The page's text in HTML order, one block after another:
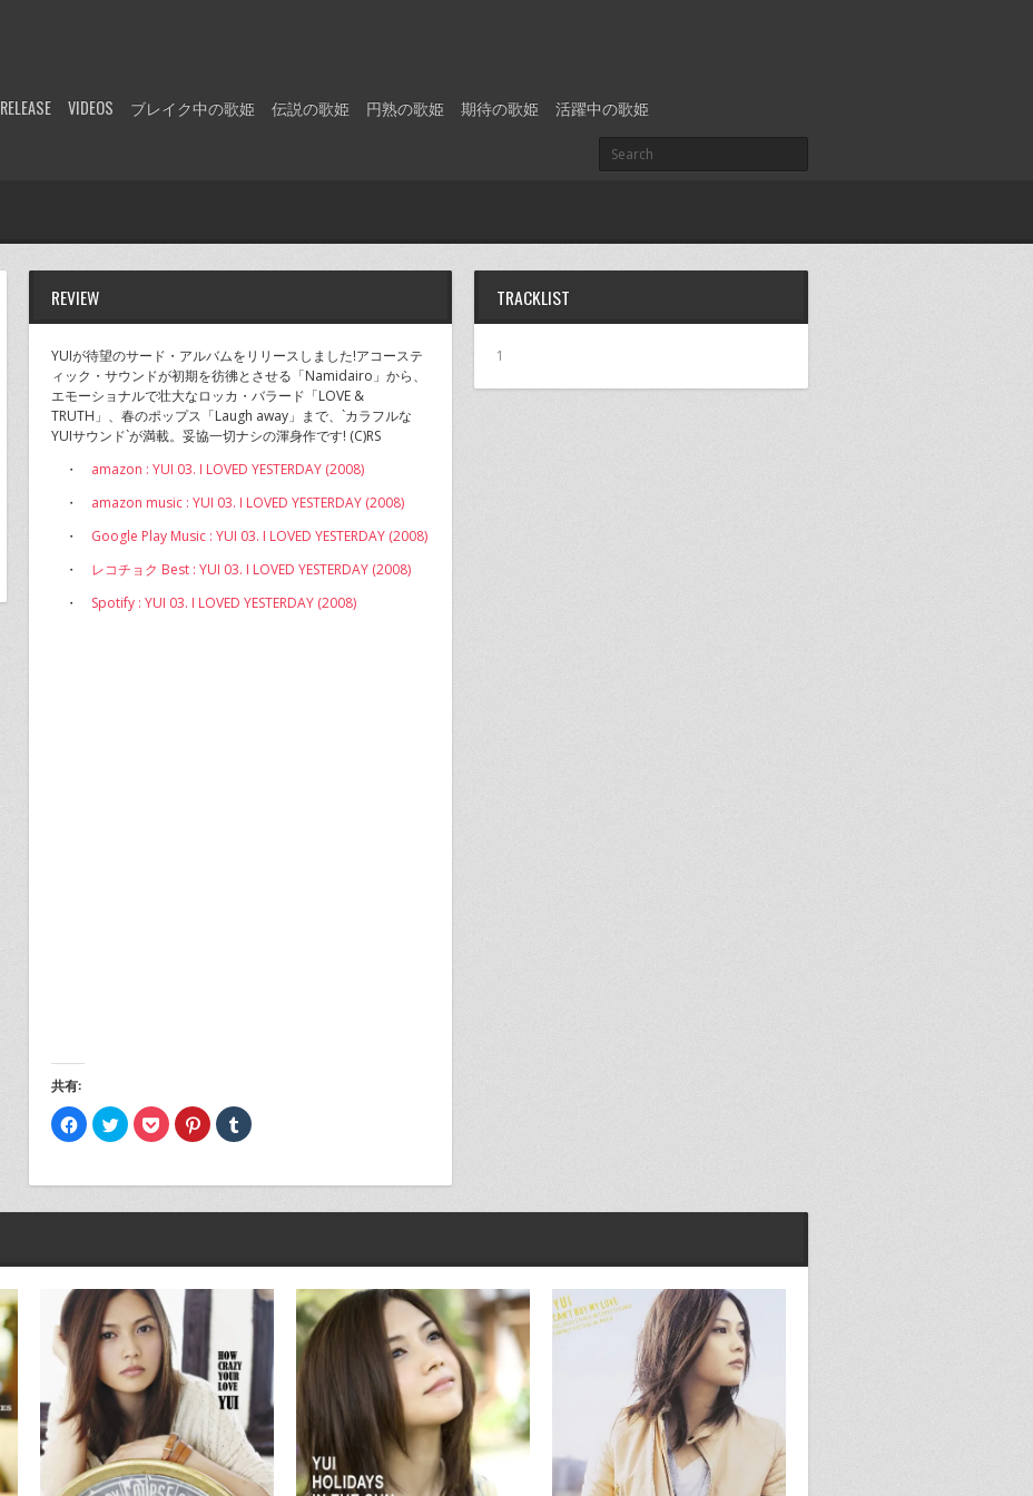
RELEASE VIDEOS ブレイク中の歌姫 伝説の歌姫 円熟の歌姫 期待の歌姫 活躍中の歌姫
REVIEW
YUIが待望のサード・アルバムをリリースしました!アコーステ
ィック・サウンドが初期を彷彿とさせる「Namidairo」から、
エモーショナルで壮大なロッカ・バラード「LOVE &
TRUTH」、春のポップス「Laugh away」まで、`カラフルな
YUIサウンド`が満載。妥協一切ナシの渾身作です! (C)RS
・ amazon : YUI 03. I LOVED YESTERDAY (2008)
・ amazon music : YUI 03. I LOVED YESTERDAY (2008)
・ Google Play Music : YUI 03. I LOVED YESTERDAY (2008)
・ レコチョク Best : YUI 03. I LOVED YESTERDAY (2008)
・ Spotify : YUI 03. I LOVED YESTERDAY (2008)
共有:
Facebook
で
る
は
ク
て
く
だ
さ
い
(新
し
い
ウ
ィ
ン
ド
ウ
で
開
ク
リ
て
で
し
ウ
ィ
ン
ド
ウ
で
開
き
ま
す)
ク
リ
て
で
(新
ウ
ィ
ン
ド
ウ
で
開
き
ま
す)
ク
リ
て
で
し
ウ
ン
で
開
き
ま
ク
リ
て
で
し
ウ
ィ
ン
ウ
で
開
き
ま
す)
TRACKLIST
1